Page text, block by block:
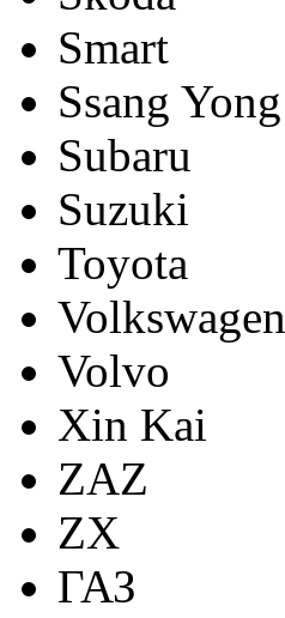
Smart
Ssang Yong
Subaru
Suzuki
Toyota
Volkswagen
Volvo
Xin Kai
ZAZ
ZX
ГАЗ